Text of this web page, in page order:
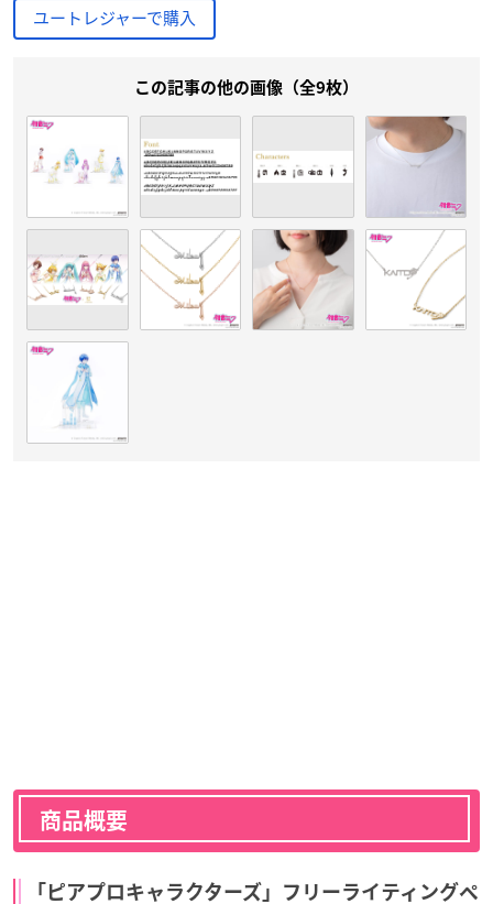
ユートレジャーで購入
この記事の他の画像（全9枚）
商品概要
「ピアプロキャラクターズ」フリーライティングペ